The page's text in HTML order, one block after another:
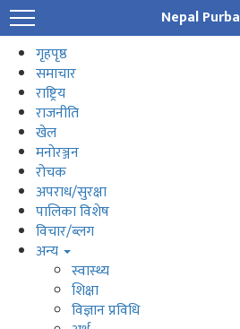
Nepal Purba
गृहपृष्ठ
समाचार
राष्ट्रिय
राजनीति
खेल
मनाेरञ्जन
रोचक
अपराध/सुरक्षा
पालिका विशेष
विचार/ब्लग
अन्य
स्वास्थ्य
शिक्षा
विज्ञान प्रविधि